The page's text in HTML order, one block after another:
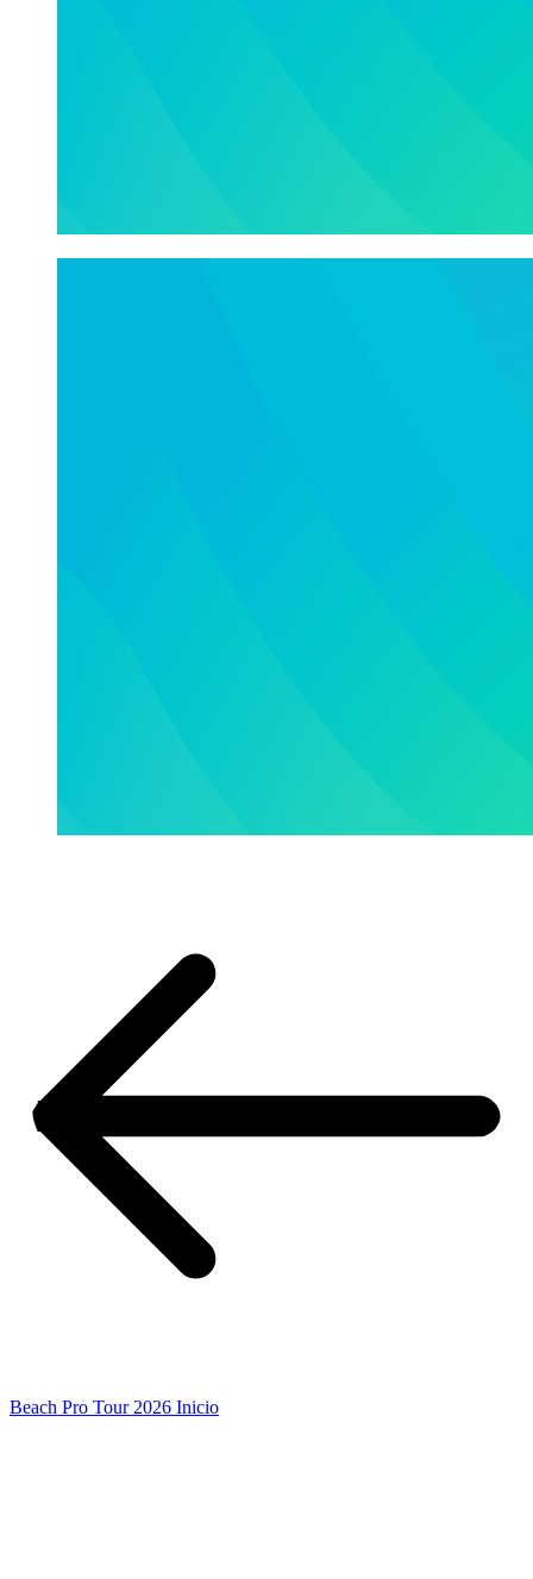
Beach Pro Tour 2026 Inicio